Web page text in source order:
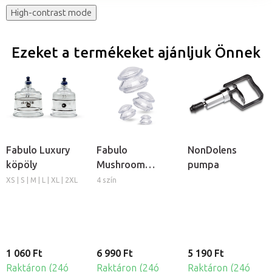
High-contrast mode
Ezeket a termékeket ajánljuk Önnek
Fabulo Luxury
köpöly
XS | S | M | L | XL | 2XL
1 060 Ft
Raktáron (24ó
Fabulo
Mushroom
gomba alakú
4 szín
6 990 Ft
Raktáron (24ó
NonDolens
pumpa
5 190 Ft
Raktáron (24ó